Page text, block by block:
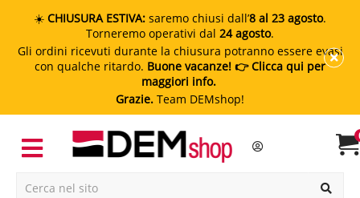
☀️ CHIUSURA ESTIVA: saremo chiusi dall’8 al 23 agosto.
Torneremo operativi dal 24 agosto.
Gli ordini ricevuti durante la chiusura potranno essere evasi
con qualche ritardo. Buone vacanze! 👉 Clicca qui per
maggiori info.
Grazie. Team DEMshop!